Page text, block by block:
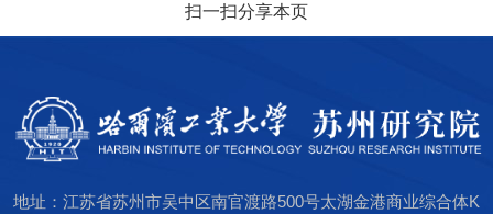
扫一扫分享本页
地址：江苏省苏州市吴中区南官渡路500号太湖金港商业综合体K